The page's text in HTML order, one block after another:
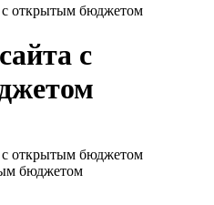
открытым бюджетом
с
открытым бюджетом
бюджетом